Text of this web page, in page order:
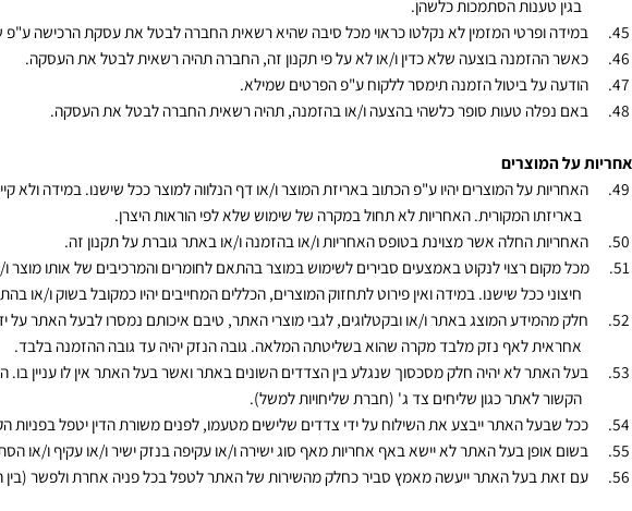
ע"י בעל האתר
בו אזל המלאי של המוצר, החברה תציע מוצר חלופי ו/או החזר כספי. החברה לא תישא בנזקים של
טענות הסתמכות כלשהן.
ופרטי המזמין לא נקלטו כראוי מכל סיבה שהיא רשאית החברה לבטל את עסקת הרכישה ע"פ שיקול
על ביטול הזמנה תימסר ללקוח ע"פ הפרטים שמילא.
נפלה טעות סופר כלשהי בהצעה ו/או בהזמנה, תהיה רשאית החברה לבטל את העסקה.
המוצרים
על המוצרים יהיו ע"פ הכתוב באריזת המוצר ו/או דף הנלווה למוצר ככל שישנו. במידה ולא
המקורית. האחריות לא תחול במקרה של שימוש שלא לפי הוראות היצרן.
החלה אשר מצוינת בטופס האחריות ו/או בהזמנה ו/או באתר גוברת על תקנון זה.
מקום רצוי לנקוט באמצעים סבירים לשימוש במוצר בהתאם לחומרים והמרכיבים של אותו מוצר ו/או
ככל שישנו. במידה ואין פירוט לתחזוק המוצרים, הכללים המחייבים יהיו כמקובל בשוק ו/או
מהמידע המוצג באתר ו/או ובקטלוגים, לגבי מוצרי האתר, טיבם איכותם נמסרו לבעל האתר על ידי
לאף נזק מלבד מקרה שהוא בשליטתה המלאה. גובה הנזק יהיה עד גובה ההזמנה בלבד.
האתר לא יהיה חלק מסכסוך שנגלע בין הצדדים השונים באתר ואשר בעל האתר אין לו עניין בו.